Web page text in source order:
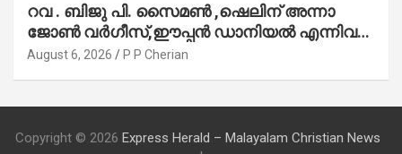
റവ . ബിജു പി. സൈമൺ ,ഷെലിന് അന്നാ
ജോൺ വർഗീസ്,ഈപ്പൻ ഡാനിയൽ എന്നിവർ
മാർത്തോമാ സഭാ കൗൺസിലിലേക്കു
August 6, 2026 P P Cherian
Copyright © 2026 Express Herald – Malayalam Christian News